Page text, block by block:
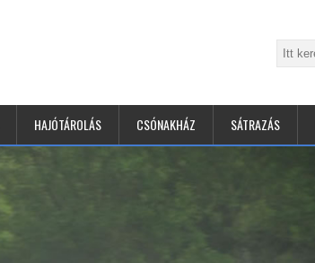
HAJÓTÁROLÁS CSÓNAKHÁZ SÁTRAZÁS